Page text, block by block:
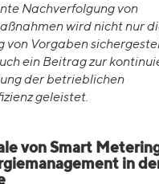
Nachverfolgung von
wird nicht nur
von Vorgaben
ein Beitrag zur
der betrieblichen
geleistet.
von Smart
in